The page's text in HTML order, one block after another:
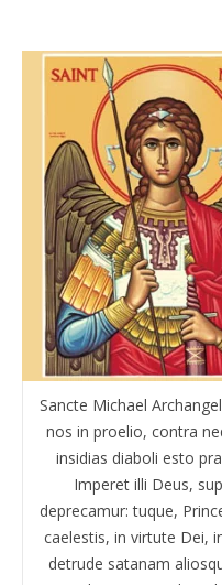
Sancte Michael
nos in proelio, contra
insidias diaboli esto
Imperet illi Deus,
deprecamur: tuque,
caelestis, in virtute Dei,
detrude satanam